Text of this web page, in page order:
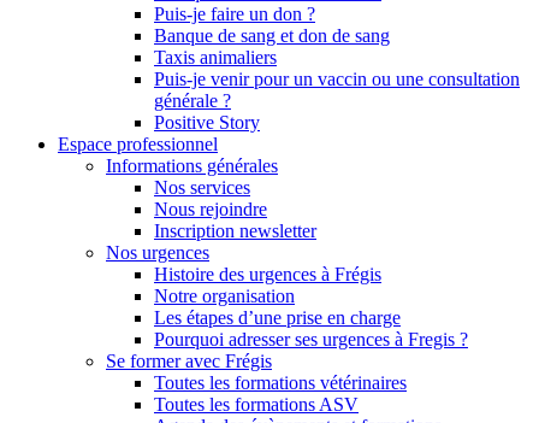
Puis-je faire un don ?
Banque de sang et don de sang
Taxis animaliers
Puis-je venir pour un vaccin ou une consultation
générale ?
Positive Story
Espace professionnel
Informations générales
Nos services
Nous rejoindre
Inscription newsletter
Nos urgences
Histoire des urgences à Frégis
Notre organisation
Les étapes d’une prise en charge
Pourquoi adresser ses urgences à Fregis ?
Se former avec Frégis
Toutes les formations vétérinaires
Toutes les formations ASV